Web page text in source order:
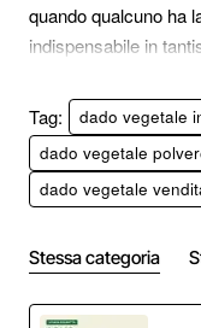
quando qualcuno ha
indispensabile in
- Antipasti
- Primi
- Secondi
Insomma è un
utile per potersi
propone in vendita
Tag:
dado vegetale
dado vegetale
dado vegetale
Stessa categoria